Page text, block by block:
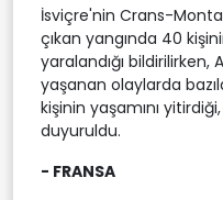
İsviçre'nin Crans-
çıkan yangında 40
yaralandığı bildirilirken,
yaşanan olaylarda
kişinin yaşamını
duyuruldu.
- FRANSA